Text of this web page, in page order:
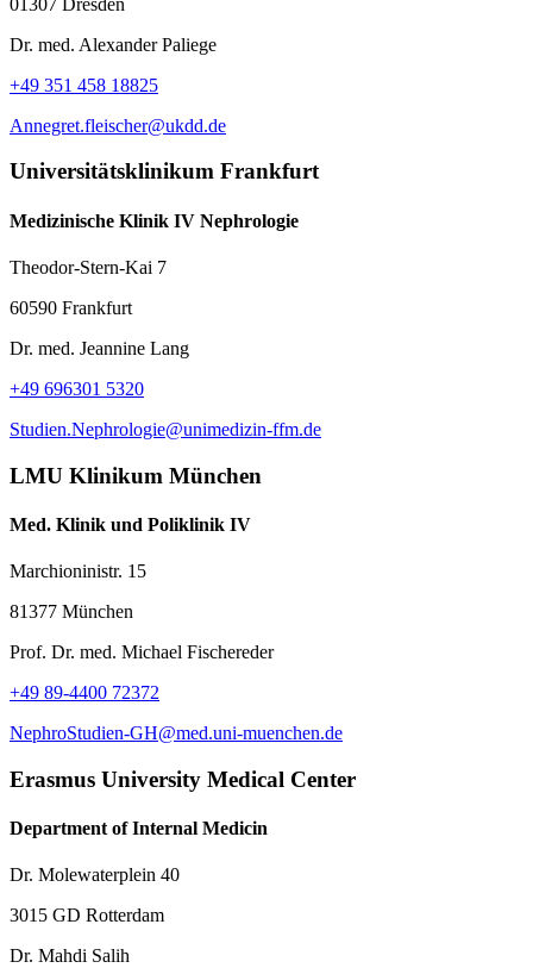
Dr. med. Alexander Paliege
+49 351 458 18825
Annegret.fleischer@ukdd.de
Universitätsklinikum Frankfurt
Medizinische Klinik IV Nephrologie
Theodor-Stern-Kai 7
60590 Frankfurt
Dr. med. Jeannine Lang
+49 696301 5320
Studien.Nephrologie@unimedizin-ffm.de
LMU Klinikum München
Med. Klinik und Poliklinik IV
Marchioninistr. 15
81377 München
Prof. Dr. med. Michael Fischereder
+49 89-4400 72372
NephroStudien-GH@med.uni-muenchen.de
Erasmus University Medical Center
Department of Internal Medicin
Dr. Molewaterplein 40
3015 GD Rotterdam
Dr. Mahdi Salih